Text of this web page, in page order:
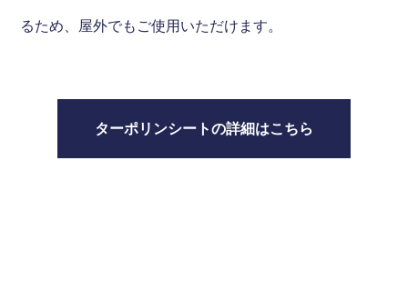
るため、屋外でもご使用いただけます。
ターポリンシートの詳細はこちら